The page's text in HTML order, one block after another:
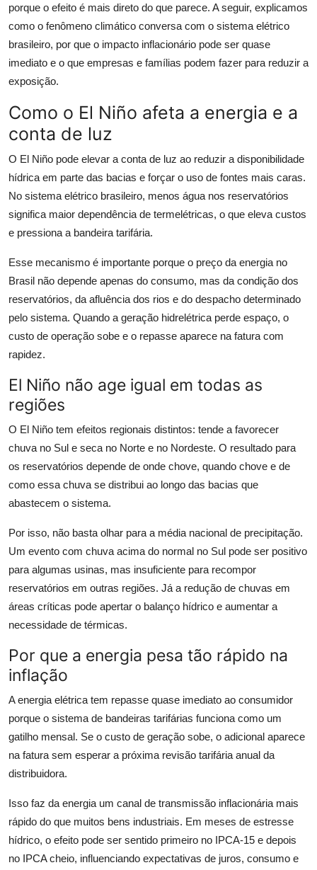
porque o efeito é mais direto do que parece. A seguir, explicamos
como o fenômeno climático conversa com o sistema elétrico
brasileiro, por que o impacto inflacionário pode ser quase
imediato e o que empresas e famílias podem fazer para reduzir a
exposição.
Como o El Niño afeta a energia e a
conta de luz
O El Niño pode elevar a conta de luz ao reduzir a disponibilidade
hídrica em parte das bacias e forçar o uso de fontes mais caras.
No sistema elétrico brasileiro, menos água nos reservatórios
significa maior dependência de termelétricas, o que eleva custos
e pressiona a bandeira tarifária.
Esse mecanismo é importante porque o preço da energia no
Brasil não depende apenas do consumo, mas da condição dos
reservatórios, da afluência dos rios e do despacho determinado
pelo sistema. Quando a geração hidrelétrica perde espaço, o
custo de operação sobe e o repasse aparece na fatura com
rapidez.
El Niño não age igual em todas as
regiões
O El Niño tem efeitos regionais distintos: tende a favorecer
chuva no Sul e seca no Norte e no Nordeste. O resultado para
os reservatórios depende de onde chove, quando chove e de
como essa chuva se distribui ao longo das bacias que
abastecem o sistema.
Por isso, não basta olhar para a média nacional de precipitação.
Um evento com chuva acima do normal no Sul pode ser positivo
para algumas usinas, mas insuficiente para recompor
reservatórios em outras regiões. Já a redução de chuvas em
áreas críticas pode apertar o balanço hídrico e aumentar a
necessidade de térmicas.
Por que a energia pesa tão rápido na
inflação
A energia elétrica tem repasse quase imediato ao consumidor
porque o sistema de bandeiras tarifárias funciona como um
gatilho mensal. Se o custo de geração sobe, o adicional aparece
na fatura sem esperar a próxima revisão tarifária anual da
distribuidora.
Isso faz da energia um canal de transmissão inflacionária mais
rápido do que muitos bens industriais. Em meses de estresse
hídrico, o efeito pode ser sentido primeiro no IPCA-15 e depois
no IPCA cheio, influenciando expectativas de juros, consumo e